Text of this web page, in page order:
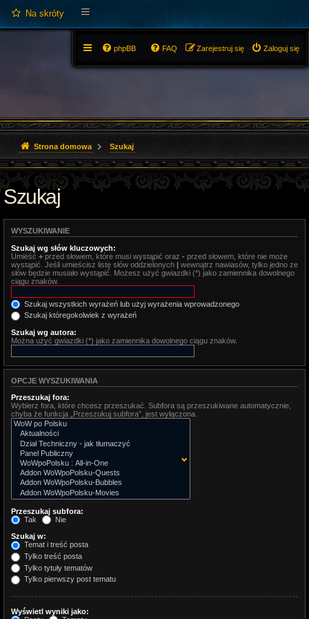
Na skróty
Zaloguj się
Zarejestruj się
FAQ
phpBB
Strona domowa Szukaj
Szukaj
WYSZUKIWANIE
Szukaj wg słów kluczowych:
Umieść + przed słowem, które musi wystąpić oraz - przed słowem, które nie może
wystąpić. Jeśli umieścisz listę słów oddzielonych | wewnątrz nawiasów, tylko jedno ze
słów będzie musiało wystąpić. Możesz użyć gwiazdki (*) jako zamiennika dowolnego
ciągu znaków.
Szukaj wszystkich wyrażeń lub użyj wyrażenia wprowadzonego
Szukaj któregokolwiek z wyrażeń
Szukaj wg autora:
Można użyć gwiazdki (*) jako zamiennika dowolnego ciągu znaków.
OPCJE WYSZUKIWANIA
Przeszukaj fora:
Wybierz fora, które chcesz przeszukać. Subfora są przeszukiwane automatycznie,
chyba że funkcja „Przeszukuj subfora”, jest wyłączona.
Przeszukaj subfora:
Tak
Nie
Szukaj w:
Temat i treść posta
Tylko treść posta
Tylko tytuły tematów
Tylko pierwszy post tematu
Wyświetl wyniki jako: